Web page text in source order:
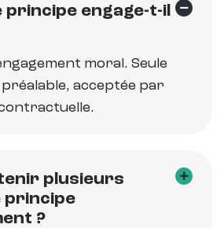
principe engage-t-il
moral. Seule
acceptée par
plusieurs
principe
?